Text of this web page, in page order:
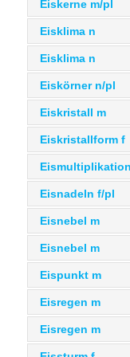
Eiskerne m/pl
Eisklima n
Eisklima n
Eiskörner n/pl
Eiskristall m
Eiskristallform f
Eisnadeln f/pl
Eisnebel m
Eisnebel m
Eispunkt m
Eisregen m
Eisregen m